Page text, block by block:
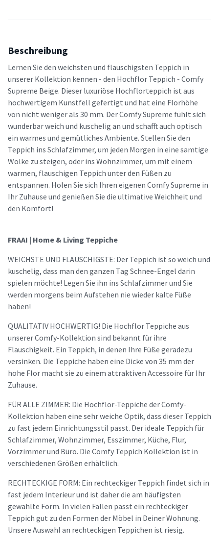
Beschreibung
Lernen Sie den weichsten und flauschigsten Teppich in
unserer Kollektion kennen - den Hochflor Teppich - Comfy
Supreme Beige. Dieser luxuriöse Hochflorteppich ist aus
hochwertigem Kunstfell gefertigt und hat eine Florhöhe
von nicht weniger als 30 mm. Der Comfy Supreme fühlt sich
wunderbar weich und kuschelig an und schafft auch optisch
ein warmes und gemütliches Ambiente. Stellen Sie den
Teppich ins Schlafzimmer, um jeden Morgen in eine samtige
Wolke zu steigen, oder ins Wohnzimmer, um mit einem
warmen, flauschigen Teppich unter den Füßen zu
entspannen. Holen Sie sich Ihren eigenen Comfy Supreme in
Ihr Zuhause und genießen Sie die ultimative Weichheit und
den Komfort!
FRAAI | Home & Living Teppiche
WEICHSTE UND FLAUSCHIGSTE: Der Teppich ist so weich und
kuschelig, dass man den ganzen Tag Schnee-Engel darin
spielen möchte! Legen Sie ihn ins Schlafzimmer und Sie
werden morgens beim Aufstehen nie wieder kalte Füße
haben!
QUALITATIV HOCHWERTIG! Die Hochflor Teppiche aus
unserer Comfy-Kollektion sind bekannt für ihre
Flauschigkeit. Ein Teppich, in denen Ihre Füße geradezu
versinken. Die Teppiche haben eine Dicke von 35 mm der
hohe Flor macht sie zu einem attraktiven Accessoire für Ihr
Zuhause.
FÜR ALLE ZIMMER: Die Hochflor-Teppiche der Comfy-
Kollektion haben eine sehr weiche Optik, dass dieser Teppich
zu fast jedem Einrichtungsstil passt. Der ideale Teppich für
Schlafzimmer, Wohnzimmer, Esszimmer, Küche, Flur,
Vorzimmer und Büro. Die Comfy Teppich Kollektion ist in
verschiedenen Größen erhältlich.
RECHTECKIGE FORM: Ein rechteckiger Teppich findet sich in
fast jedem Interieur und ist daher die am häufigsten
gewählte Form. In vielen Fällen passt ein rechteckiger
Teppich gut zu den Formen der Möbel in Deiner Wohnung.
Unsere Auswahl an rechteckigen Teppichen ist riesig.